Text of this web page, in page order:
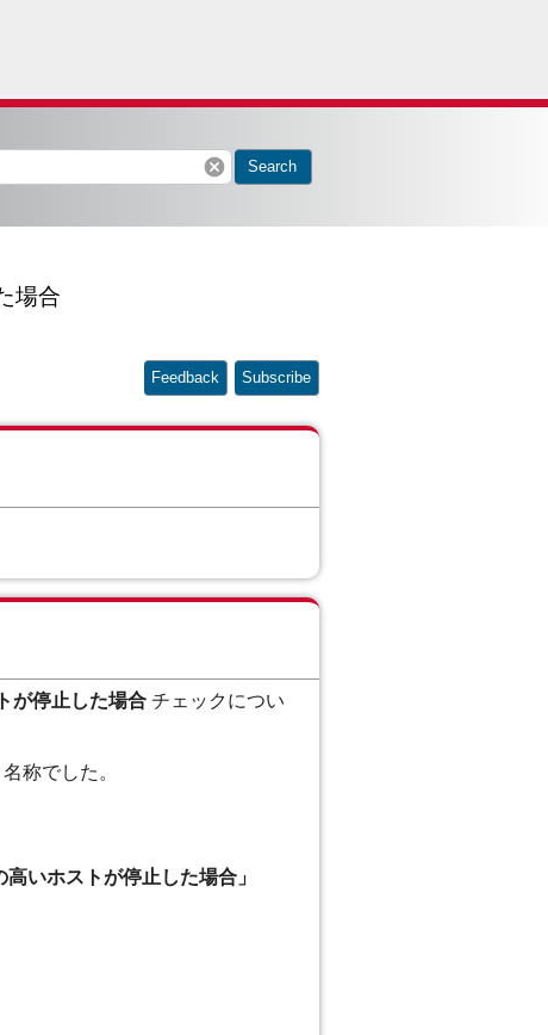
cancel Search
場合
Feedback Subscribe
が停止した場合 チェックについ
称でした。
いホストが停止した場合」